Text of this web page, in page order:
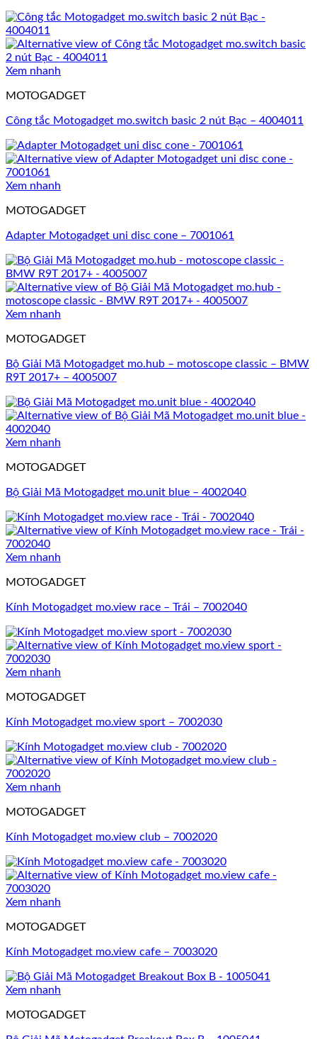
Xem nhanh
MOTOGADGET
Công tắc Motogadget mo.switch basic 2 nút Bạc – 4004011
Xem nhanh
MOTOGADGET
Adapter Motogadget uni disc cone – 7001061
Xem nhanh
MOTOGADGET
Bộ Giải Mã Motogadget mo.hub – motoscope classic – BMW
R9T 2017+ – 4005007
Xem nhanh
MOTOGADGET
Bộ Giải Mã Motogadget mo.unit blue – 4002040
Xem nhanh
MOTOGADGET
Kính Motogadget mo.view race – Trái – 7002040
Xem nhanh
MOTOGADGET
Kính Motogadget mo.view sport – 7002030
Xem nhanh
MOTOGADGET
Kính Motogadget mo.view club – 7002020
Xem nhanh
MOTOGADGET
Kính Motogadget mo.view cafe – 7003020
Xem nhanh
MOTOGADGET